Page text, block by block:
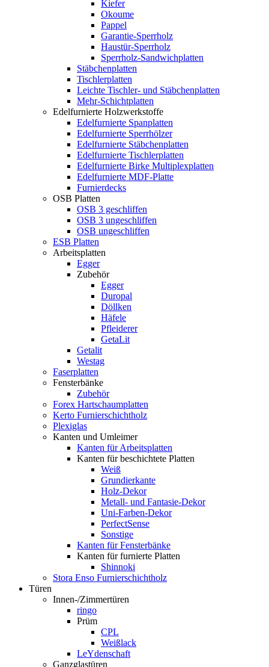
Kiefer
Okoume
Pappel
Garantie-Sperrholz
Haustür-Sperrholz
Sperrholz-Sandwichplatten
Stäbchenplatten
Tischlerplatten
Leichte Tischler- und Stäbchenplatten
Mehr-Schichtplatten
Edelfurnierte Holzwerkstoffe
Edelfurnierte Spanplatten
Edelfurnierte Sperrhölzer
Edelfurnierte Stäbchenplatten
Edelfurnierte Tischlerplatten
Edelfurnierte Birke Multiplexplatten
Edelfurnierte MDF-Platte
Furnierdecks
OSB Platten
OSB 3 geschliffen
OSB 3 ungeschliffen
OSB ungeschliffen
ESB Platten
Arbeitsplatten
Egger
Zubehör
Egger
Duropal
Döllken
Häfele
Pfleiderer
GetaLit
Getalit
Westag
Faserplatten
Fensterbänke
Zubehör
Forex Hartschaumplatten
Kerto Furnierschichtholz
Plexiglas
Kanten und Umleimer
Kanten für Arbeitsplatten
Kanten für beschichtete Platten
Weiß
Grundierkante
Holz-Dekor
Metall- und Fantasie-Dekor
Uni-Farben-Dekor
PerfectSense
Sonstige
Kanten für Fensterbänke
Kanten für furnierte Platten
Shinnoki
Stora Enso Furnierschichtholz
Türen
Innen-/Zimmertüren
ringo
Prüm
CPL
Weißlack
LeYdenschaft
Ganzglastüren